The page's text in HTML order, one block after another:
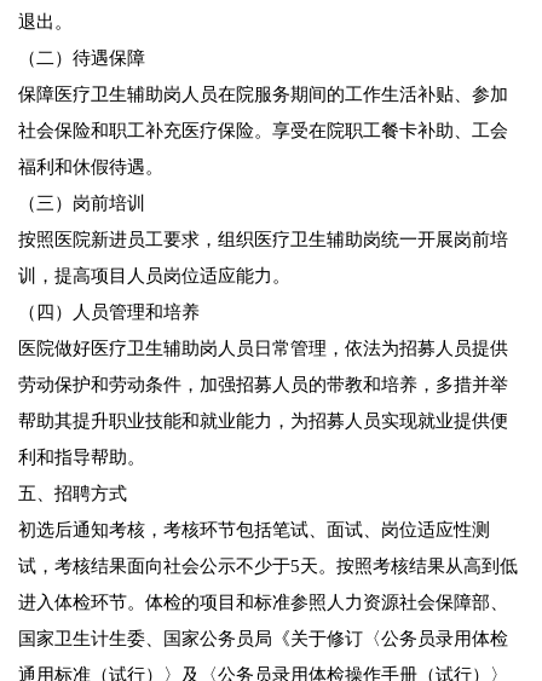
退出。
（二）待遇保障
保障医疗卫生辅助岗人员在院服务期间的工作生活补贴、参加
社会保险和职工补充医疗保险。享受在院职工餐卡补助、工会
福利和休假待遇。
（三）岗前培训
按照医院新进员工要求，组织医疗卫生辅助岗统一开展岗前培
训，提高项目人员岗位适应能力。
（四）人员管理和培养
医院做好医疗卫生辅助岗人员日常管理，依法为招募人员提供
劳动保护和劳动条件，加强招募人员的带教和培养，多措并举
帮助其提升职业技能和就业能力，为招募人员实现就业提供便
利和指导帮助。
五、招聘方式
初选后通知考核，考核环节包括笔试、面试、岗位适应性测
试，考核结果面向社会公示不少于5天。按照考核结果从高到低
进入体检环节。体检的项目和标准参照人力资源社会保障部、
国家卫生计生委、国家公务员局《关于修订〈公务员录用体检
通用标准（试行）〉及〈公务员录用体检操作手册（试行）〉